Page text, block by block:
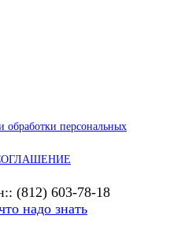
персональных
(812) 603-78-18
надо знать